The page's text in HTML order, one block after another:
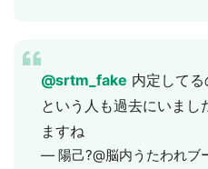
@srtm_fake 内定して
という人も過去にいまし
ますね
— 陽己?@脳内うたわれブ